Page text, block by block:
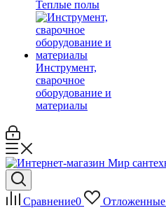
Теплые полы
Инструмент,
сварочное
оборудование и
материалы
Сравнение0 Отложенные